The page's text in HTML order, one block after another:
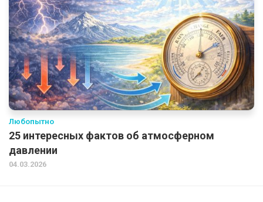
Любопытно
25 интересных фактов об атмосферном
давлении
04.03.2026